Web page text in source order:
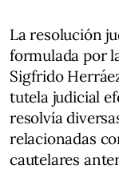
La resolución
formulada por
Sigfrido
tutela judicial
resolvía
relacionadas
cautelares